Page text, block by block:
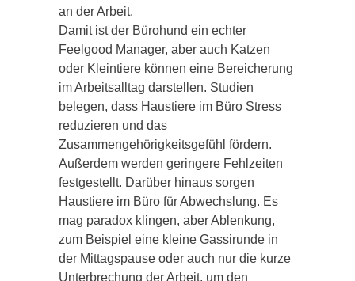
an der Arbeit.
Damit ist der Bürohund ein echter
Feelgood Manager, aber auch Katzen
oder Kleintiere können eine Bereicherung
im Arbeitsalltag darstellen. Studien
belegen, dass Haustiere im Büro Stress
reduzieren und das
Zusammengehörigkeitsgefühl fördern.
Außerdem werden geringere Fehlzeiten
festgestellt. Darüber hinaus sorgen
Haustiere im Büro für Abwechslung. Es
mag paradox klingen, aber Ablenkung,
zum Beispiel eine kleine Gassirunde in
der Mittagspause oder auch nur die kurze
Unterbrechung der Arbeit, um den